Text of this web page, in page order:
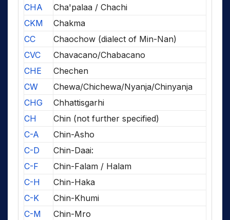
CHA
Cha'palaa / Chachi
CKM
Chakma
CC
Chaochow (dialect of Min-Nan)
CVC
Chavacano/Chabacano
CHE
Chechen
CW
Chewa/Chichewa/Nyanja/Chinyanja
CHG
Chhattisgarhi
CH
Chin (not further specified)
C-A
Chin-Asho
C-D
Chin-Daai:
C-F
Chin-Falam / Halam
C-H
Chin-Haka
C-K
Chin-Khumi
C-M
Chin-Mro